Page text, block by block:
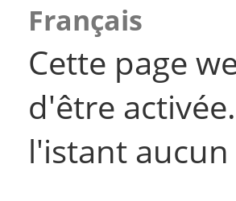
Français
Cette page
d'être
l'istant